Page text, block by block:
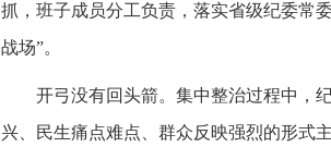
抓，班子成员分工负责，落实省级纪委常
战场”。
开弓没有回头箭。集中整治过程中，
兴、民生痛点难点、群众反映强烈的形式